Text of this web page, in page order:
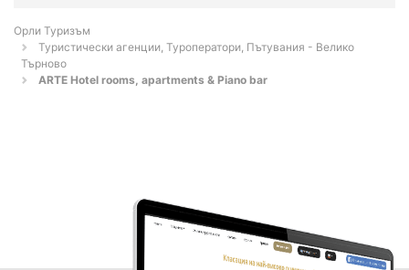
Орли Туризъм
Туристически агенции, Туроператори, Пътувания - Велико
Търново
ARTE Hotel rooms, apartments & Piano bar